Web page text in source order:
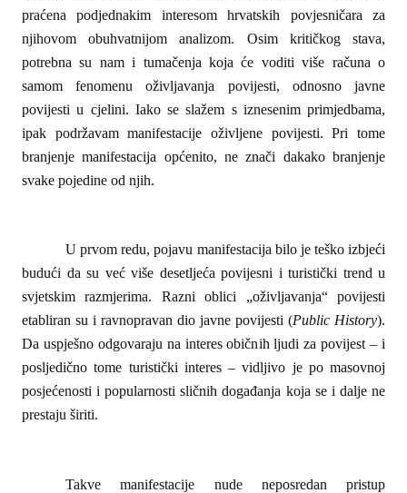
praćena podjednakim interesom hrvatskih povjesničara za
njihovom obuhvatnijom analizom. Osim kritičkog stava,
potrebna su nam i tumačenja koja će voditi više računa o
samom fenomenu oživljavanja povijesti, odnosno javne
povijesti u cjelini. Iako se slažem s iznesenim primjedbama,
ipak podržavam manifestacije oživljene povijesti. Pri tome
branjenje manifestacija općenito, ne znači dakako branjenje
svake pojedine od njih.
U prvom redu, pojavu manifestacija bilo je teško izbjeći
budući da su već više desetljeća povijesni i turistički trend u
svjetskim razmjerima. Razni oblici „oživljavanja“ povijesti
etabliran su i ravnopravan dio javne povijesti (Public History).
Da uspješno odgovaraju na interes običnih ljudi za povijest – i
posljedično tome turistički interes – vidljivo je po masovnoj
posjećenosti i popularnosti sličnih događanja koja se i dalje ne
prestaju širiti.
Takve manifestacije nude neposredan pristup